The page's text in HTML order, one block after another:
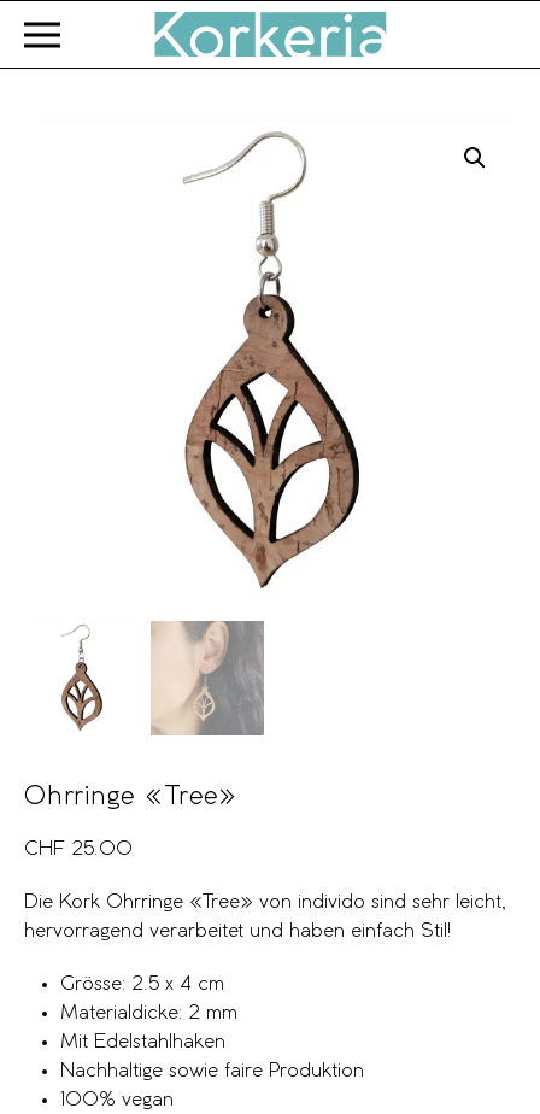
Zum Hauptinhalt springen
Ohrringe «Tree»
CHF 25.00
Die Kork Ohrringe «Tree» von individo sind sehr leicht,
hervorragend verarbeitet und haben einfach Stil!
Grösse: 2.5 x 4 cm
Materialdicke: 2 mm
Mit Edelstahlhaken
Nachhaltige sowie faire Produktion
100% vegan